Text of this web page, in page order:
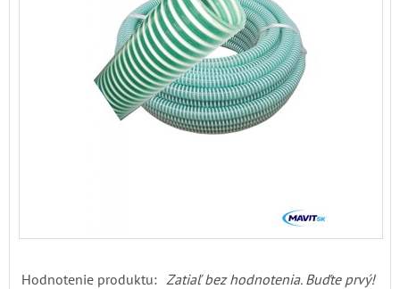
Hodnotenie produktu: Zatiaľ bez hodnotenia. Buďte prvý!